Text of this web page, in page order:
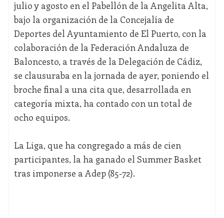
julio y agosto en el Pabellón de la Angelita Alta,
bajo la organización de la Concejalía de
Deportes del Ayuntamiento de El Puerto, con la
colaboración de la Federación Andaluza de
Baloncesto, a través de la Delegación de Cádiz,
se clausuraba en la jornada de ayer, poniendo el
broche final a una cita que, desarrollada en
categoría mixta, ha contado con un total de
ocho equipos.
La Liga, que ha congregado a más de cien
participantes, la ha ganado el Summer Basket
tras imponerse a Adep (85-72).